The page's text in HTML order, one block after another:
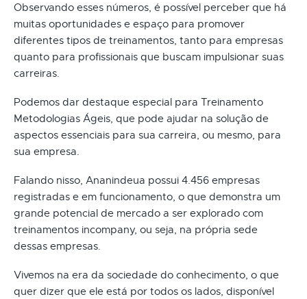
Observando esses números, é possível perceber que há
muitas oportunidades e espaço para promover
diferentes tipos de treinamentos, tanto para empresas
quanto para profissionais que buscam impulsionar suas
carreiras.
Podemos dar destaque especial para Treinamento
Metodologias Ágeis, que pode ajudar na solução de
aspectos essenciais para sua carreira, ou mesmo, para
sua empresa.
Falando nisso, Ananindeua possui 4.456 empresas
registradas e em funcionamento, o que demonstra um
grande potencial de mercado a ser explorado com
treinamentos incompany, ou seja, na própria sede
dessas empresas.
Vivemos na era da sociedade do conhecimento, o que
quer dizer que ele está por todos os lados, disponível